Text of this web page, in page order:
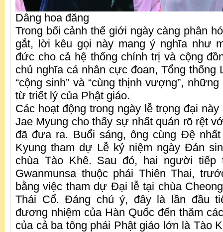
Dâng hoa đăng
Trong bối cảnh thế giới ngày càng phân
gắt, lời kêu gọi này mang ý nghĩa như
đức cho cả hệ thống chính trị và cộng
chủ nghĩa cá nhân cực đoan, Tổng thống
“cộng sinh” và “cùng thịnh vượng”,
từ triết lý của Phật giáo.
Các hoạt động trong ngày lễ trọng đại
Jae Myung cho thấy sự nhất quán rõ rệt
đã đưa ra. Buổi sáng, ông cùng Đệ
Kyung tham dự Lễ kỷ niệm ngày Đản
chùa Tào Khê. Sau đó, hai người tiếp
Gwanmunsa thuộc phái Thiên Thai,
bằng việc tham dự Đại lễ tại chùa
Thái Cổ. Đáng chú ý, đây là lần đầu
đương nhiệm của Hàn Quốc đến thăm
của cả ba tông phái Phật giáo lớn là Tào